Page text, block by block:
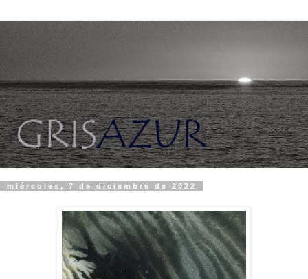
miércoles, 7 de diciembre de 2022